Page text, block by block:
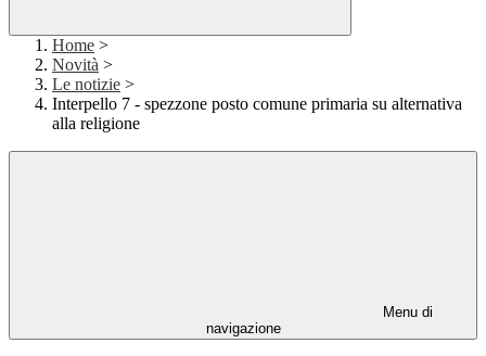
Home >
Novità >
Le notizie >
Interpello 7 - spezzone posto comune primaria su alternativa
alla religione
Menu di
navigazione